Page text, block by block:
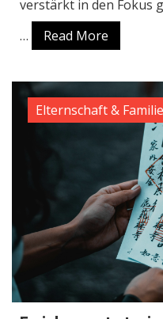
verstärkt in den Fokus
…
Read More
Elternschaft & Familie